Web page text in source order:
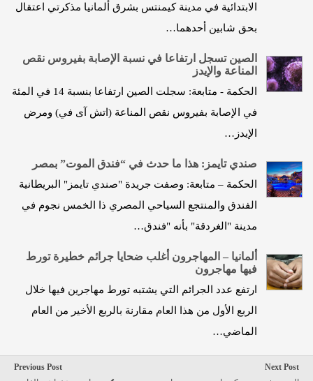
الابتدائية في مدينة كيمنتس بشرق ألمانيا مذكرتي اعتقال
بحق شابين أحدهما…
الصين تسجل ارتفاعا في نسبة الإصابة بفيروس نقص
المناعة والإيدز
الحكمة - متابعة: سجلت الصين ارتفاعا بنسبة 14 في المئة
في الإصابة بفيروس نقص المناعة (اتش آى في) ومرض
الإيدز…
صندي تايمز: هذا ما حدث في “فندق الموت” بمصر
الحكمة – متابعة: وصفت جريدة "صندي تايمز" البريطانية
الفندق والمنتجع السياحي المصري ذا الخمس نجوم في
مدينة "الغردقة" بأنه "فندق…
ألمانيا – المهاجرون أغلب ضحايا جرائم خطيرة تورط
فيها مهاجرون
ارتفع عدد الجرائم التي يشتبه تورط مهاجرين فيها خلال
الربع الأول من هذا العام مقارنة بالربع الأخير من العام
الماضي…
Previous Post
Next Post